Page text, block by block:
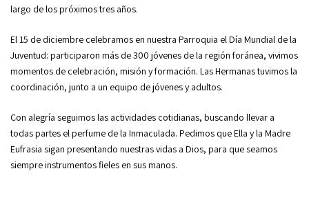
largo de los próximos tres años.
El 15 de diciembre celebramos en nuestra Parroquia el Día Mundial de la
Juventud: participaron más de 300 jóvenes de la región foránea, vivimos
momentos de celebración, misión y formación. Las Hermanas tuvimos la
coordinación, junto a un equipo de jóvenes y adultos.
Con alegría seguimos las actividades cotidianas, buscando llevar a
todas partes el perfume de la Inmaculada. Pedimos que Ella y la Madre
Eufrasia sigan presentando nuestras vidas a Dios, para que seamos
siempre instrumentos fieles en sus manos.